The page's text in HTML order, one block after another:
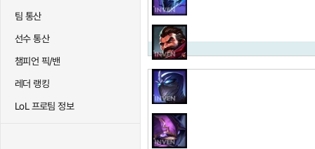
팀 통산
선수 통산
챔피언 픽/밴
레더 랭킹
LoL 프로팀 정보